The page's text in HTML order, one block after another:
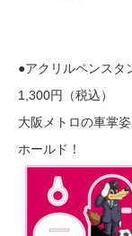
●アクリルペンスタ
1,300円（税込）
大阪メトロの車掌
ホールド！